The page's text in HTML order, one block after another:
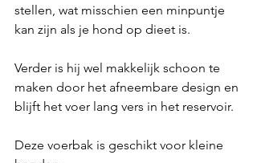
stellen, wat misschien een minpuntje
kan zijn als je hond op dieet is.
Verder is hij wel makkelijk schoon te
maken door het afneembare design en
blijft het voer lang vers in het reservoir.
Deze voerbak is geschikt voor kleine